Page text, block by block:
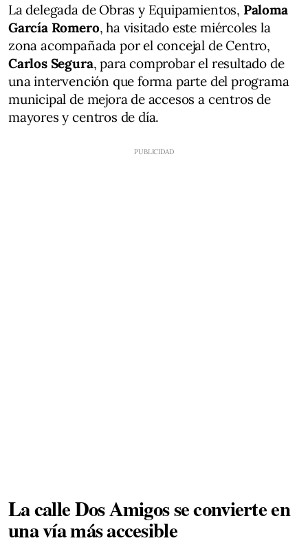
La delegada de Obras y Equipamientos, Paloma
García Romero, ha visitado este miércoles la
zona acompañada por el concejal de Centro,
Carlos Segura, para comprobar el resultado de
una intervención que forma parte del programa
municipal de mejora de accesos a centros de
mayores y centros de día.
La calle Dos Amigos se convierte en
una vía más accesible